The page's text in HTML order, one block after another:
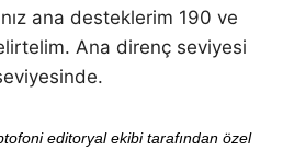
ana desteklerim 190 ve
Ana direnç seviyesi
editoryal ekibi tarafından özel